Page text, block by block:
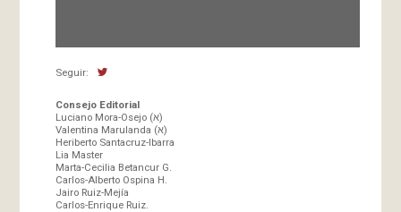
Seguir:
Consejo Editorial
Luciano Mora-Osejo (א)
Valentina Marulanda (א)
Heriberto Santacruz-Ibarra
Lia Master
Marta-Cecilia Betancur G.
Carlos-Alberto Ospina H.
Jairo Ruiz-Mejía
Carlos-Enrique Ruiz.